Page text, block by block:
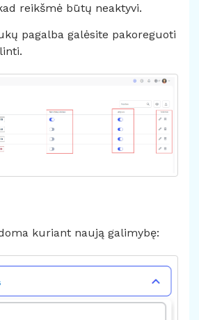
reikšmė būtų neaktyvi.
pagalba galėsite pakoreguoti
kuriant naują galimybę: